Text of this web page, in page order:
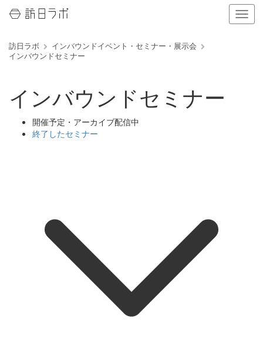
ナ
ビ
訪日ラボ
インバウンドイベント・セミナー・展示会
インバウンドセミナー
インバウンドセミナー
開催予定・アーカイブ配信中
終了したセミナー